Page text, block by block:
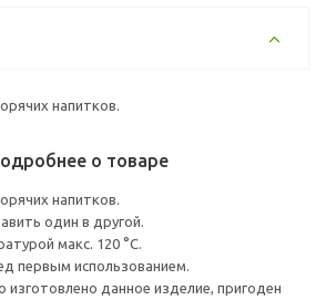
напитков.
о товаре
напитков.
один в другой.
макс. 120 °C.
первым использованием.
изготовлено данное изделие, пригоден